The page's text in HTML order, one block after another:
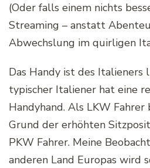
(Oder falls einem nichts
Streaming – anstatt
Abwechslung im quirligen
Das Handy ist des Italieners
typischer Italiener hat eine
Handyhand. Als LKW
Grund der erhöhten
PKW Fahrer. Meine
anderen Land Europas wird